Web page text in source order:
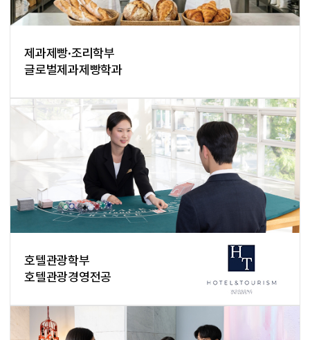
제과제빵·조리학부
글로벌제과제빵학과
호텔관광학부
호텔관광경영전공